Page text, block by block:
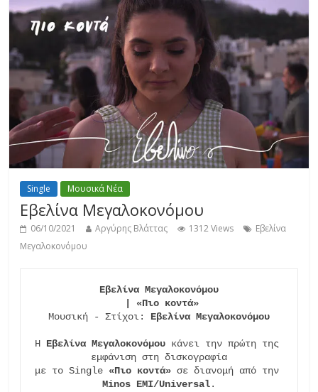
Single Μουσικά Νέα
Εβελίνα Μεγαλοκονόμου
06/10/2021 Αργύρης Βλάττας 1312 Views
Εβελίνα
Μεγαλοκονόμου
Εβελίνα Μεγαλοκονόμου
| «Πιο κοντά»
Μουσική - Στίχοι: Εβελίνα Μεγαλοκονόμου
Η Εβελίνα Μεγαλοκονόμου κάνει την πρώτη της
εμφάνιση στη δισκογραφία
με το Single «Πιο κοντά»
Minos EMI/Universal.